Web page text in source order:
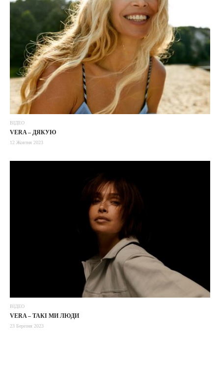
ВІДЕО
VERA – ДЯКУЮ
12 Жовтня 2023
ВІДЕО
VERA – ТАКI МИ ЛЮДИ
23 Березня 2023